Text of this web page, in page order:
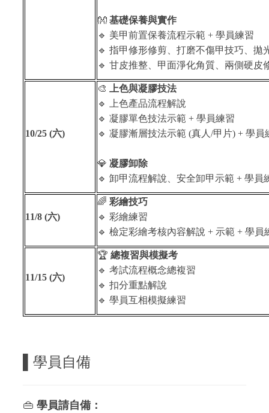
👐 基礎保養與實作
🔹 美甲前置保養流程示範 + 學員練習
🔹 指甲修形修剪、打磨不傷甲技巧、拋
🔹 甘皮推整、甲面淨化角質、兩側硬皮
10/25 (六)
🎨
上色與凝膠技法
🔹
上色產品流程解說
🔹 凝膠單色技法示範 + 學員練習
🔹 凝膠漸層技法示範 (真人/甲片) + 學員
💎 凝膠卸除
🔹 卸甲流程解說、安全卸甲示範 + 學員
11/8 (六)
🌈 彩繪技巧
🔹 彩繪練習
🔹 檢定彩繪考核內容解說 + 示範 + 學員
11/15 (六)
🏆 總複習與模擬考
🔹 考試流程概念總複習
🔹 扣分重點解說
🔹 學員互相模擬練習
學員自備
👜 學員請自備：